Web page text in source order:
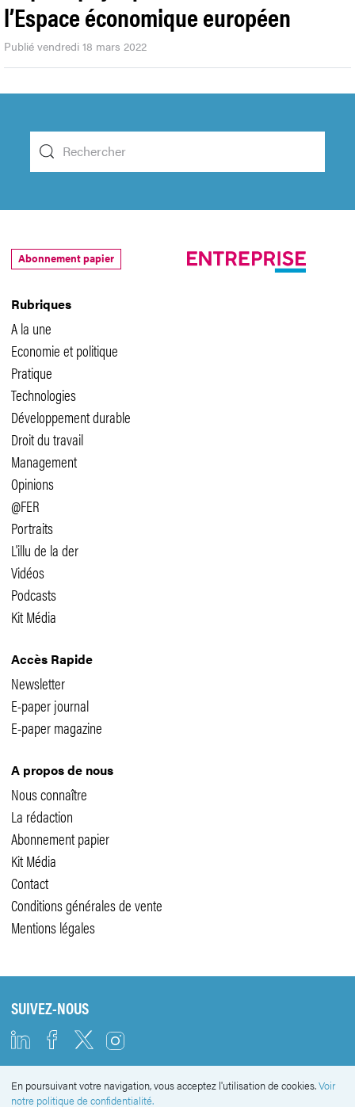
l’Espace économique européen
Publié vendredi 18 mars 2022
Rubriques
A la une
Economie et politique
Pratique
Technologies
Développement durable
Droit du travail
Management
Opinions
@FER
Portraits
L'illu de la der
Vidéos
Podcasts
Kit Média
Accès Rapide
Newsletter
E-paper journal
E-paper magazine
A propos de nous
Nous connaître
La rédaction
Abonnement papier
Kit Média
Contact
Conditions générales de vente
Mentions légales
Abonnement papier
SUIVEZ-NOUS
NEWSLETTER
En poursuivant votre navigation, vous acceptez l'utilisation de cookies.Voir
notre politique de confidentialité.